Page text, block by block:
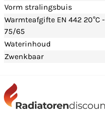
Vorm stralingsbuis
Warmteafgifte EN 442 20°C -
75/65
Waterinhoud
Zwenkbaar